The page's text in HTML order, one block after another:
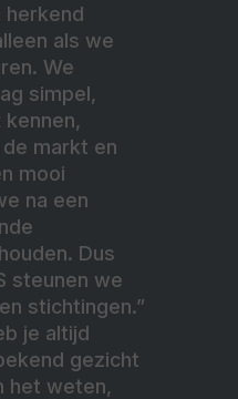
herkend
als we
We
simpel,
markt en
mooi
na een
Dus
steunen we
stichtingen.”
je altijd
gezicht
het weten,